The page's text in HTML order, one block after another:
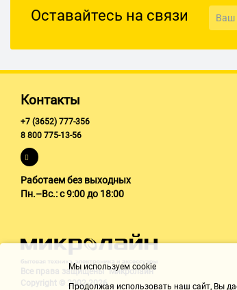
Оставайтесь на связи
Контакты
+7 (3652) 777-356
8 800 775-13-56
Работаем без выходных
Пн.–Вс.: с 9:00 до 18:00
Все права защищены "Микролайн"
Copyright © 2002-2026
Мы используем cookie
Продолжая использовать наш cайт, Вы